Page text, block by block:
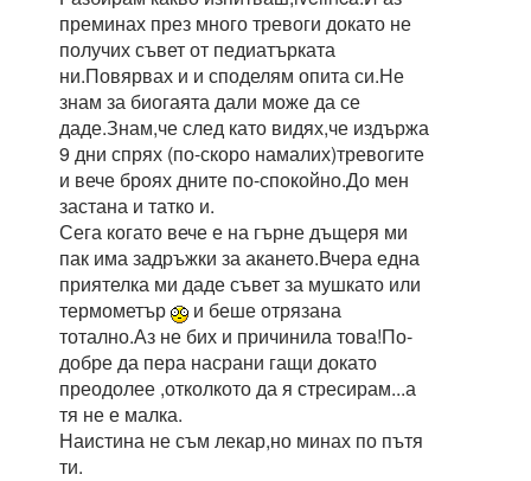
преминах през много тревоги докато не
получих съвет от педиатърката
ни.Повярвах и и споделям опита си.Не
знам за биогаята дали може да се
даде.Знам,че след като видях,че издържа
9 дни спрях (по-скоро намалих)тревогите
и вече броях дните по-спокойно.До мен
застана и татко и.
Сега когато вече е на гърне дъщеря ми
пак има задръжки за акането.Вчера една
приятелка ми даде съвет за мушкато или
термометър
и беше отрязана
тотално.Аз не бих и причинила това!По-
добре да пера насрани гащи докато
преодолее ,отколкото да я стресирам...а
тя не е малка.
Наистина не съм лекар,но минах по пътя
ти.